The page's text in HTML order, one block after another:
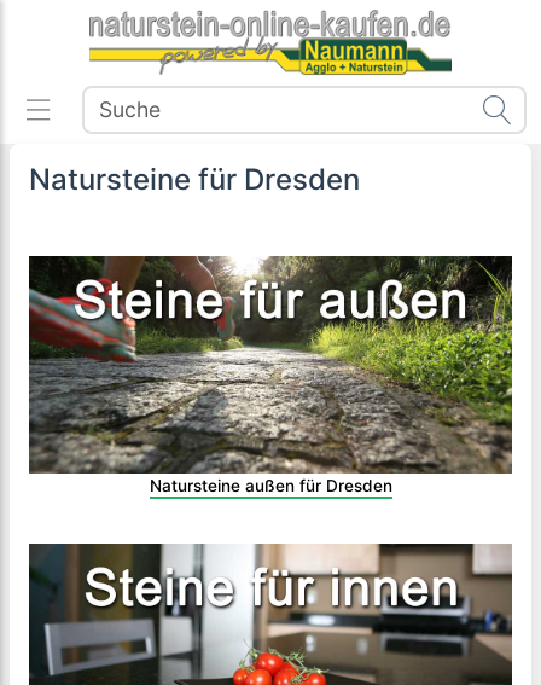
Natursteine für Dresden
Natursteine außen für Dresden